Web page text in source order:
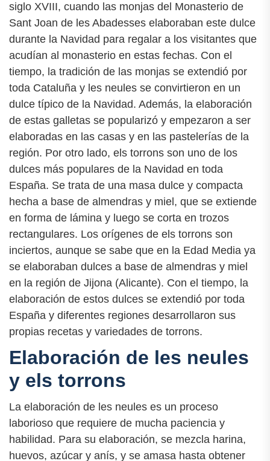
siglo XVIII, cuando las monjas del Monasterio de
Sant Joan de les Abadesses elaboraban este dulce
durante la Navidad para regalar a los visitantes que
acudían al monasterio en estas fechas. Con el
tiempo, la tradición de las monjas se extendió por
toda Cataluña y les neules se convirtieron en un
dulce típico de la Navidad. Además, la elaboración
de estas galletas se popularizó y empezaron a ser
elaboradas en las casas y en las pastelerías de la
región. Por otro lado, els torrons son uno de los
dulces más populares de la Navidad en toda
España. Se trata de una masa dulce y compacta
hecha a base de almendras y miel, que se extiende
en forma de lámina y luego se corta en trozos
rectangulares. Los orígenes de els torrons son
inciertos, aunque se sabe que en la Edad Media ya
se elaboraban dulces a base de almendras y miel
en la región de Jijona (Alicante). Con el tiempo, la
elaboración de estos dulces se extendió por toda
España y diferentes regiones desarrollaron sus
propias recetas y variedades de torrons.
Elaboración de les neules
y els torrons
La elaboración de les neules es un proceso
laborioso que requiere de mucha paciencia y
habilidad. Para su elaboración, se mezcla harina,
huevos, azúcar y anís, y se amasa hasta obtener